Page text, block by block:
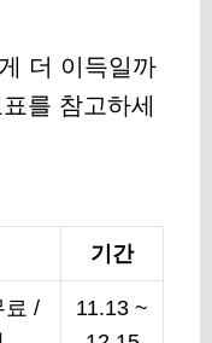
더 이득일까
를 참고하세
기간
료 /
11.13 ~